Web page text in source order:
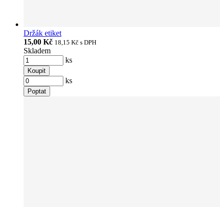
Držák etiket
15,00 Kč 18,15 Kč s DPH
Skladem
ks
Koupit
ks
Poptat